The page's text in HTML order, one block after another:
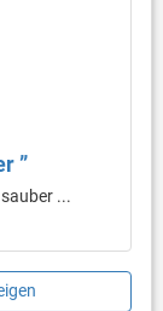
”
...